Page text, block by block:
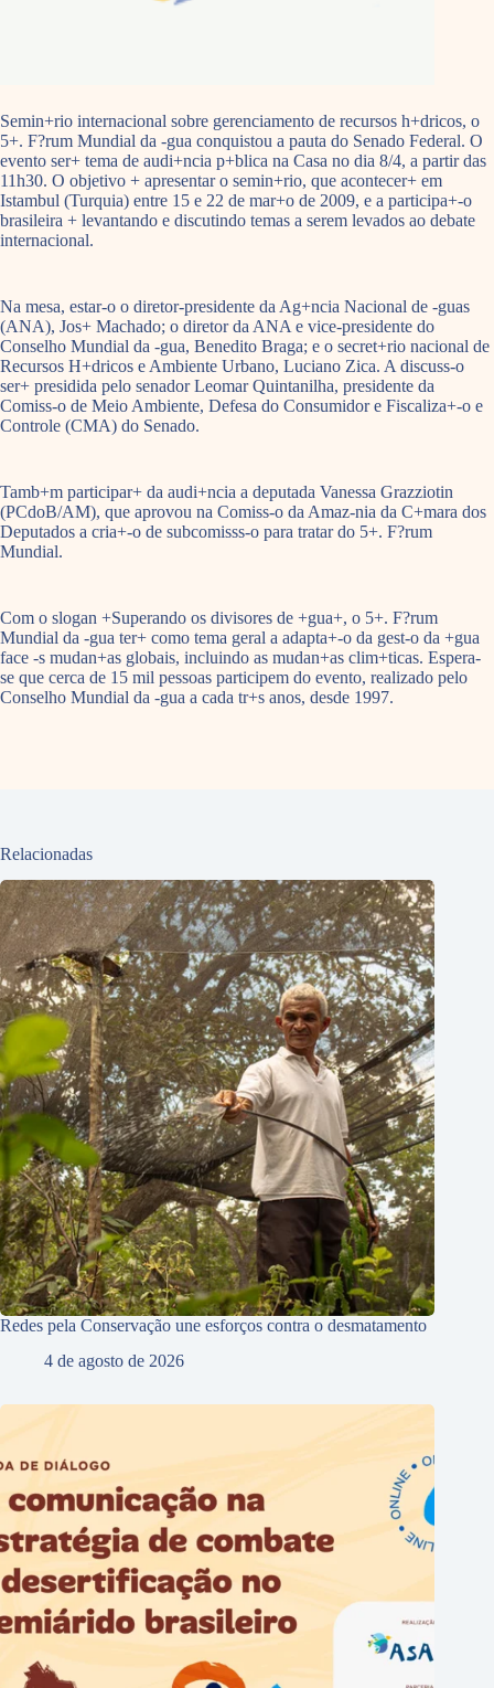
Semin+rio internacional sobre gerenciamento de recursos h+dricos, o
5+. F?rum Mundial da -gua conquistou a pauta do Senado Federal. O
evento ser+ tema de audi+ncia p+blica na Casa no dia 8/4, a partir das
11h30. O objetivo + apresentar o semin+rio, que acontecer+ em
Istambul (Turquia) entre 15 e 22 de mar+o de 2009, e a participa+-o
brasileira + levantando e discutindo temas a serem levados ao debate
internacional.
Na mesa, estar-o o diretor-presidente da Ag+ncia Nacional de -guas
(ANA), Jos+ Machado; o diretor da ANA e vice-presidente do
Conselho Mundial da -gua, Benedito Braga; e o secret+rio nacional de
Recursos H+dricos e Ambiente Urbano, Luciano Zica. A discuss-o
ser+ presidida pelo senador Leomar Quintanilha, presidente da
Comiss-o de Meio Ambiente, Defesa do Consumidor e Fiscaliza+-o e
Controle (CMA) do Senado.
Tamb+m participar+ da audi+ncia a deputada Vanessa Grazziotin
(PCdoB/AM), que aprovou na Comiss-o da Amaz-nia da C+mara dos
Deputados a cria+-o de subcomisss-o para tratar do 5+. F?rum
Mundial.
Com o slogan +Superando os divisores de +gua+, o 5+. F?rum
Mundial da -gua ter+ como tema geral a adapta+-o da gest-o da +gua
face -s mudan+as globais, incluindo as mudan+as clim+ticas. Espera-
se que cerca de 15 mil pessoas participem do evento, realizado pelo
Conselho Mundial da -gua a cada tr+s anos, desde 1997.
Relacionadas
Redes pela Conservação une esforços contra o desmatamento
4 de agosto de 2026